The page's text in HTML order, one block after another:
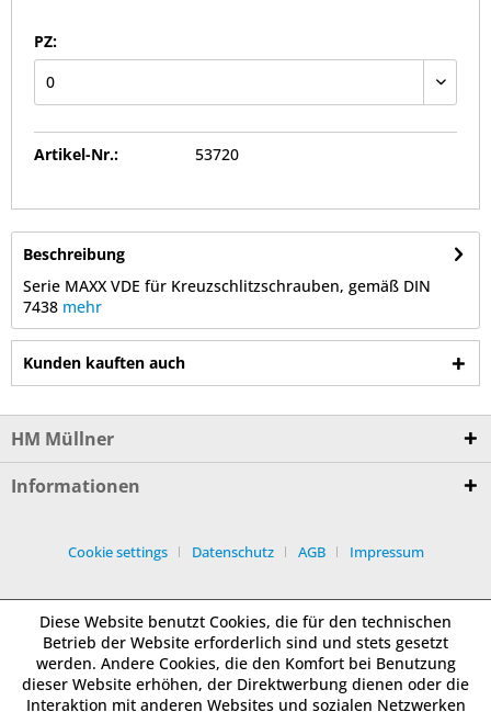
PZ:
Artikel-Nr.: 53720
Beschreibung
Serie MAXX VDE für Kreuzschlitzschrauben, gemäß DIN
7438 mehr
Kunden kauften auch
HM Müllner
Informationen
Cookie settings Datenschutz AGB Impressum
Diese Website benutzt Cookies, die für den technischen
Betrieb der Website erforderlich sind und stets gesetzt
werden. Andere Cookies, die den Komfort bei Benutzung
dieser Website erhöhen, der Direktwerbung dienen oder die
Interaktion mit anderen Websites und sozialen Netzwerken